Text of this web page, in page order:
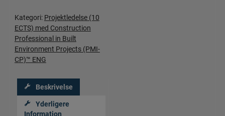
Kategori: Projektledelse (10
ECTS) med Construction
Professional in Built
Environment Projects (PMI-
CP)™ ENG
Beskrivelse
Yderligere
Information